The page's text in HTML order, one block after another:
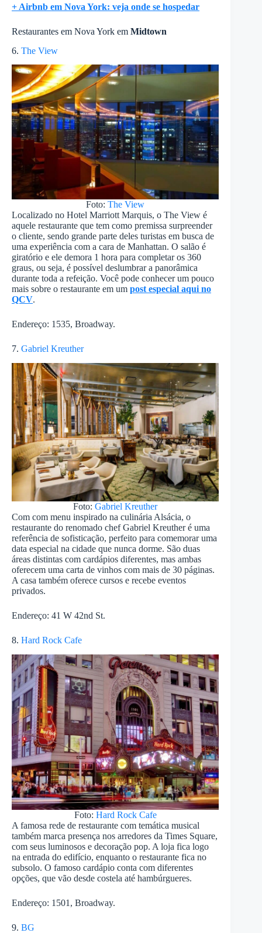
+ Airbnb em Nova York: veja onde se hospedar
Restaurantes em Nova York em Midtown
6. The View
Foto:The View
Localizado no Hotel Marriott Marquis, o The View é
aquele restaurante que tem como premissa surpreender
o cliente, sendo grande parte deles turistas em busca de
uma experiência com a cara de Manhattan. O salão é
giratório e ele demora 1 hora para completar os 360
graus, ou seja, é possível deslumbrar a panorâmica
durante toda a refeição. Você pode conhecer um pouco
mais sobre o restaurante em um post especial aqui no
QCV.
Endereço: 1535, Broadway.
7. Gabriel Kreuther
Foto:Gabriel Kreuther
Com com menu inspirado na culinária Alsácia, o
restaurante do renomado chef Gabriel Kreuther é uma
referência de sofisticação, perfeito para comemorar uma
data especial na cidade que nunca dorme. São duas
áreas distintas com cardápios diferentes, mas ambas
oferecem uma carta de vinhos com mais de 30 páginas.
A casa também oferece cursos e recebe eventos
privados.
Endereço: 41 W 42nd St.
8. Hard Rock Cafe
Foto: Hard Rock Cafe
A famosa rede de restaurante com temática musical
também marca presença nos arredores da Times Square,
com seus luminosos e decoração pop. A loja fica logo
na entrada do edifício, enquanto o restaurante fica no
subsolo. O famoso cardápio conta com diferentes
opções, que vão desde costela até hambúrgueres.
Endereço: 1501, Broadway.
9. BG